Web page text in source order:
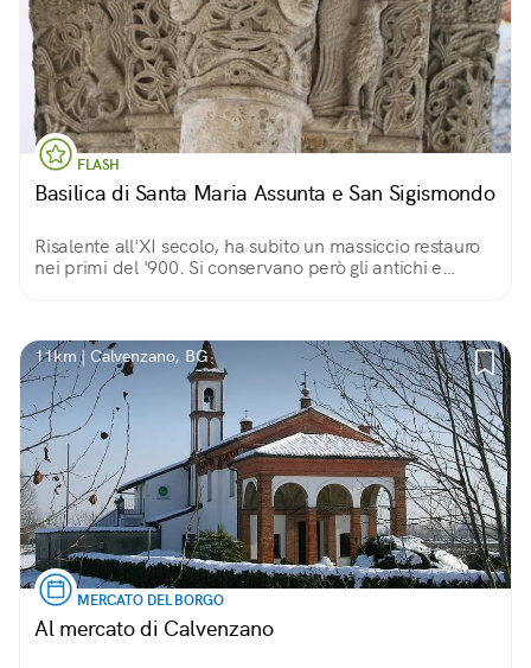
FLASH
Basilica di Santa Maria Assunta e San Sigismondo
Risalente all'XI secolo, ha subito un massiccio restauro
nei primi del '900. Si conservano però gli antichi e
11km | Calvenzano, BG
MERCATO DEL BORGO
Al mercato di Calvenzano